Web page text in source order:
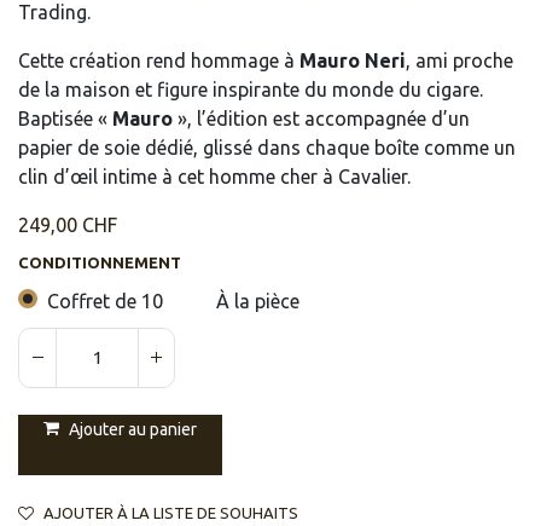
Trading.
Cette création rend hommage à Mauro Neri, ami proche
de la maison et figure inspirante du monde du cigare.
Baptisée « Mauro », l’édition est accompagnée d’un
papier de soie dédié, glissé dans chaque boîte comme un
clin d’œil intime à cet homme cher à Cavalier.
249,00 CHF
CONDITIONNEMENT
Coffret de 10 À la pièce
Ajouter au panier
AJOUTER À LA LISTE DE SOUHAITS